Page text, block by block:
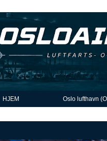
HJEM Oslo lufthavn